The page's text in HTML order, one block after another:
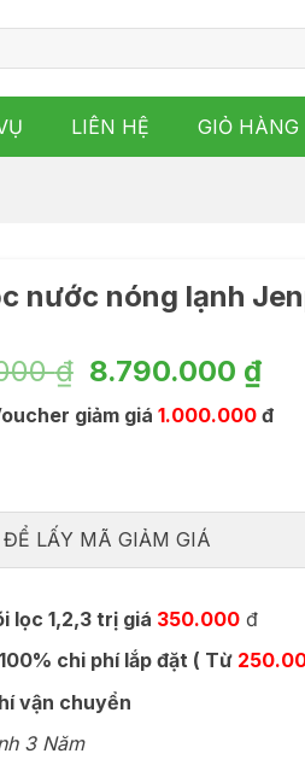
LIÊN HỆ GIỎ HÀNG
nước nóng lạnh
₫ Giá
gốc
là:
8.790.000 ₫Giá
hiện
tại
giảm giá 1.000.000đ
ĐỂ LẤY MÃ GIẢM GIÁ
lọc 1,2,3 trị giá 350.000đ
chi phí lắp đặt ( Từ
vận chuyển
3 Năm